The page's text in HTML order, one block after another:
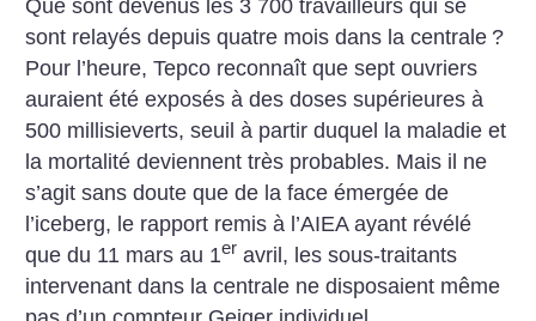
Que sont devenus les 3 700 travailleurs qui se
sont relayés depuis quatre mois dans la centrale ?
Pour l’heure, Tepco reconnaît que sept ouvriers
auraient été exposés à des doses supérieures à
500 millisieverts, seuil à partir duquel la maladie et
la mortalité deviennent très probables. Mais il ne
s’agit sans doute que de la face émergée de
l’iceberg, le rapport remis à l’AIEA ayant révélé
que du 11 mars au 1er avril, les sous-traitants
intervenant dans la centrale ne disposaient même